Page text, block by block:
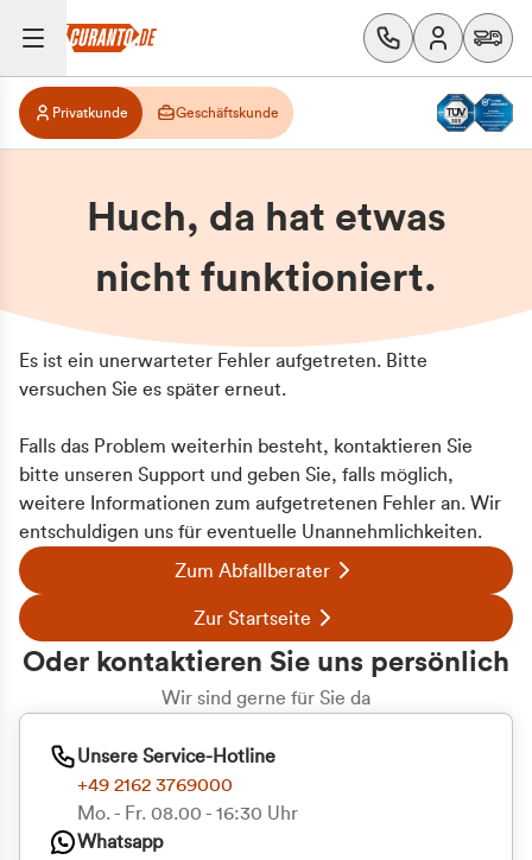
Privatkunde Geschäftskunde
Huch, da hat etwas
nicht funktioniert.
Es ist ein unerwarteter Fehler aufgetreten. Bitte
versuchen Sie es später erneut.
Falls das Problem weiterhin besteht, kontaktieren Sie
bitte unseren Support und geben Sie, falls möglich,
weitere Informationen zum aufgetretenen Fehler an. Wir
entschuldigen uns für eventuelle Unannehmlichkeiten.
Zum Abfallberater
Zur Startseite
Oder kontaktieren Sie uns persönlich
Wir sind gerne für Sie da
Unsere Service-Hotline
+49 2162 3769000
Mo. - Fr. 08.00 - 16:30 Uhr
Whatsapp